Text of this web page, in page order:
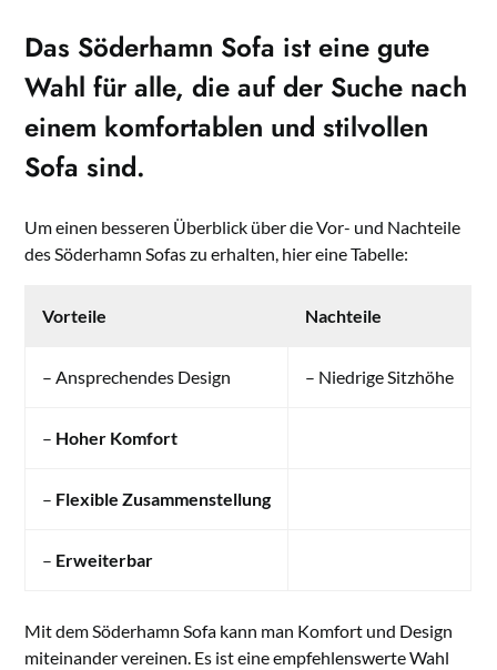
Das Söderhamn Sofa ist eine gute
Wahl für alle, die auf der Suche nach
einem komfortablen und stilvollen
Sofa sind.
Um einen besseren Überblick über die Vor- und Nachteile
des Söderhamn Sofas zu erhalten, hier eine Tabelle:
Vorteile Nachteile
– Ansprechendes Design – Niedrige Sitzhöhe
– Hoher Komfort
– Flexible Zusammenstellung
– Erweiterbar
Mit dem Söderhamn Sofa kann man Komfort und Design
miteinander vereinen. Es ist eine empfehlenswerte Wahl